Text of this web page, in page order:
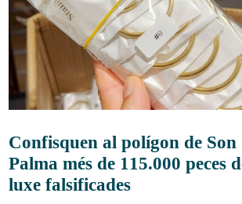
Confisquen al polígon de Son
Palma més de 115.000 peces
luxe falsificades